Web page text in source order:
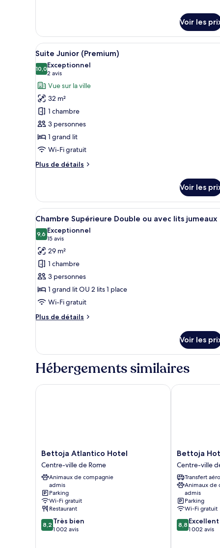
type
de
chambre
Friends
and
Family
Room
Voir les
Afficher
toutes
les
photos
pour
ce
type
de
chambre :
Suite
Junior
Une chambre d’hôtel
9
Suite Junior (Premium)
10,010,0 sur 10
Exceptionnel
2 avis
(2 avis)
Vue sur la ville
32 m²
1 chambre
3 personnes
1 grand lit
Wi-Fi gratuit
Plus de détails
Plus
le
type
de
chambre
Suite
Junior
(Premium)
Voir les
Afficher
toutes
les
photos
pour
ce
type
de
chambre :
Chambre
ou
avec
lits
jumeaux
Une chambre bien rangée,
10
Chambre Supérieure Double ou avec lits jumeaux
9,69,6 sur 10
Exceptionnel
15 avis
(15 avis)
29 m²
1 chambre
3 personnes
1 grand lit OU 2 lits 1 place
Wi-Fi gratuit
Plus de détails
Plus
le
type
de
Chambre
Voir les
Hébergements similaires
Bettoja
Atlantico
Hotel
Centre-
ville
de
Rome
Bettoja Atlantico Hotel
Centre-ville de Rome
Animaux de compagnie
admis
Parking
Wi-Fi gratuit
Restaurant
8.2
sur
8,2 Très bien
1 002 avis
Bettoja Atlantico Hotel
Bettoja
Hotel
Massimo
D'Azeglio
Centre-
ville
de
Rome
Bettoja
Centre-ville
Transfert
Animaux de
admis
Parking
Wi-Fi gratuit
8.8
sur
8,8 Excellent
1 002 avis
Bettoja Hotel